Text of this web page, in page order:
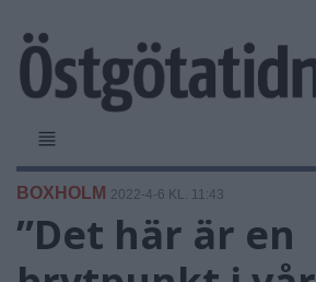
BOXHOLM 2022-4-6 KL. 11:43
”Det här är en